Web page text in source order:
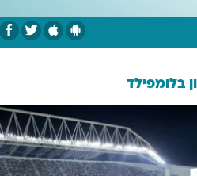
בלומפילד